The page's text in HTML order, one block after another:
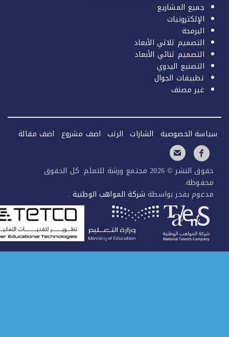
جميع المشاريع
الإلكترونيات
البرمجة
التصميم ثلاثي الأبعاد
التصميم ثنائي الأبعاد
التصنيع اليدوي
تطبيقات الجوال
غير مصنف
الخصوصية الشارات الرتب اضف مشروع اضف مقالة
حقوق النشر © 2026 مجتمع ورشة للتعلم. كل الحقوق
بفخر بواسطةشركة المواهب الوطنية.